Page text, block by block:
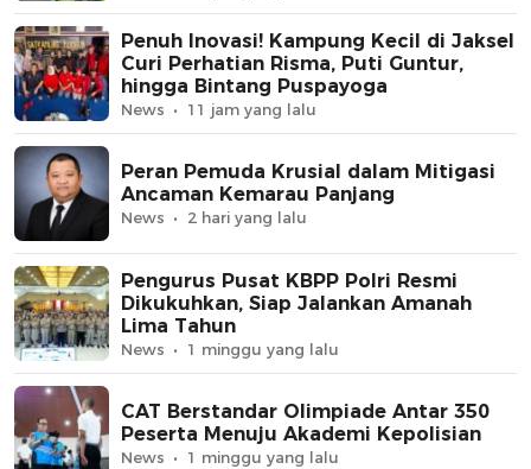
Penuh Inovasi! Kampung Kecil di Jaksel
Curi Perhatian Risma, Puti Guntur,
hingga Bintang Puspayoga
News 11 jam yang lalu
Peran Pemuda Krusial dalam Mitigasi
Ancaman Kemarau Panjang
News 2 hari yang lalu
Pengurus Pusat KBPP Polri Resmi
Dikukuhkan, Siap Jalankan Amanah
Lima Tahun
News 1 minggu yang lalu
CAT Berstandar Olimpiade Antar 350
Peserta Menuju Akademi Kepolisian
News 1 minggu yang lalu